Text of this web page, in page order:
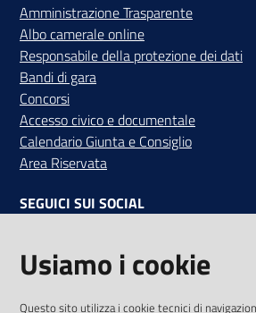
Amministrazione Trasparente
Albo camerale online
Responsabile della protezione dei dati
Bandi di gara
Concorsi
Accesso civico e documentale
Calendario Giunta e Consiglio
Area Riservata
SEGUICI SUI SOCIAL
Usiamo i cookie
Questo sito utilizza i cookie tecnici di